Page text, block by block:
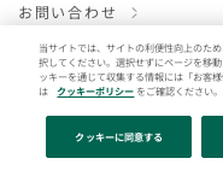
お問い合わせ
ウェブサイトポリシー
プライバシーポリシー
クッキーポリシー
ENGLISH
当サイトでは、サイトの利便性向上のた
択してください。選択せずにページを移
ッキーを通じて収集する情報には「お客
は
クッキーポリシー をご確認ください。
クッキーに同意する